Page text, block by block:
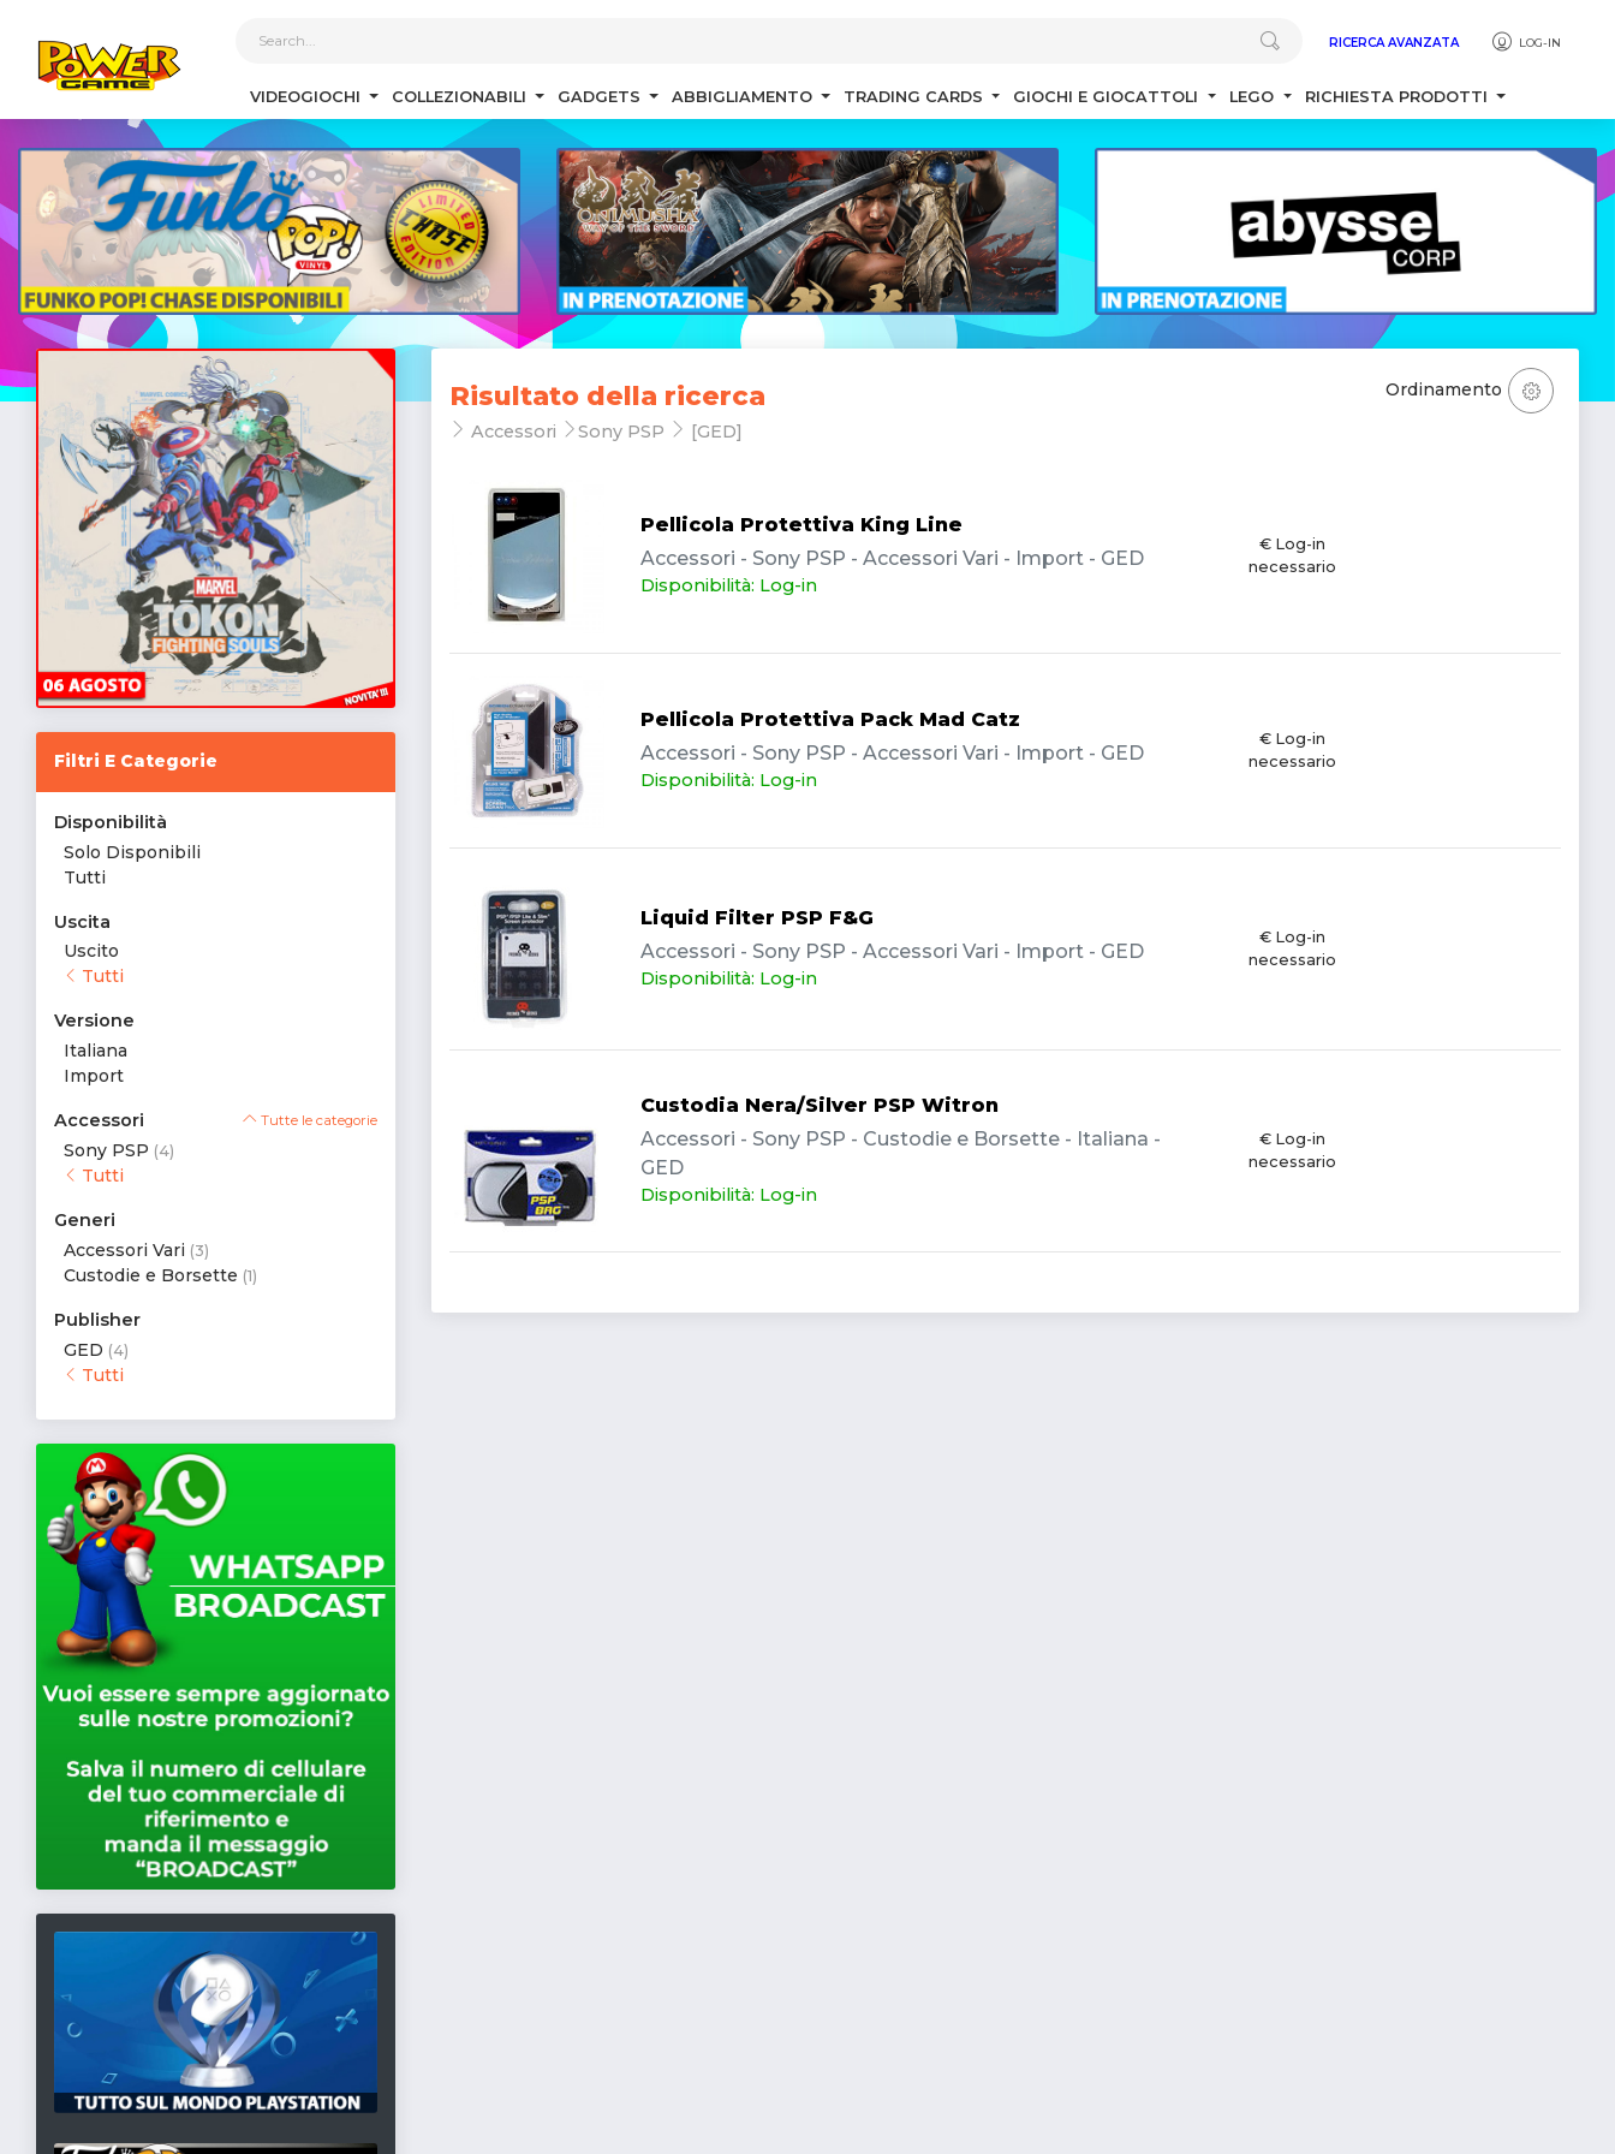
RICERCA AVANZATA LOG-IN
VIDEOGIOCHI COLLEZIONABILI GADGETS ABBIGLIAMENTO TRADING CARDS GIOCHI E GIOCATTOLI LEGO RICHIESTA PRODOTTI
Filtri E Categorie
Disponibilità
Solo Disponibili
Tutti
Uscita
Uscito
Tutti
Versione
Italiana
Import
Accessori Tutte le categorie
Sony PSP (4)
Tutti
Generi
Accessori Vari (3)
Custodie e Borsette (1)
Publisher
GED (4)
Tutti
Risultato della ricerca
Accessori Sony PSP [GED]
Ordinamento
Pellicola Protettiva King Line
Accessori - Sony PSP - Accessori Vari - Import - GED
Disponibilità: Log-in
€ Log-in
necessario
Pellicola Protettiva Pack Mad Catz
Accessori - Sony PSP - Accessori Vari - Import - GED
Disponibilità: Log-in
€ Log-in
necessario
Liquid Filter PSP F&G
Accessori - Sony PSP - Accessori Vari - Import - GED
Disponibilità: Log-in
€ Log-in
necessario
Custodia Nera/Silver PSP Witron
Accessori - Sony PSP - Custodie e Borsette - Italiana -
GED
Disponibilità: Log-in
€ Log-in
necessario